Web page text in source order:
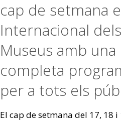
cap de setmana
Internacional dels
Museus amb una
completa
per a tots els
El cap de setmana del 17, 18